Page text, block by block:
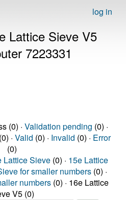
log in
Lattice Sieve V5
7223331
(0) · Validation pending (0) ·
· Valid (0) · Invalid (0) · Error
(0)
Lattice Sieve (0) · 15e Lattice
for smaller numbers (0) ·
numbers (0) · 16e Lattice
V5 (0)